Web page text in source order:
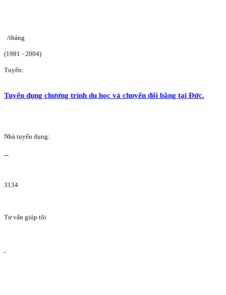
/tháng
(1981 - 2004)
Tuyển:
Tuyển dụng chương trình du học và chuyển đổi bằng tại Đức.
Nhà tuyển dụng:
3134
Tư vấn giúp tôi